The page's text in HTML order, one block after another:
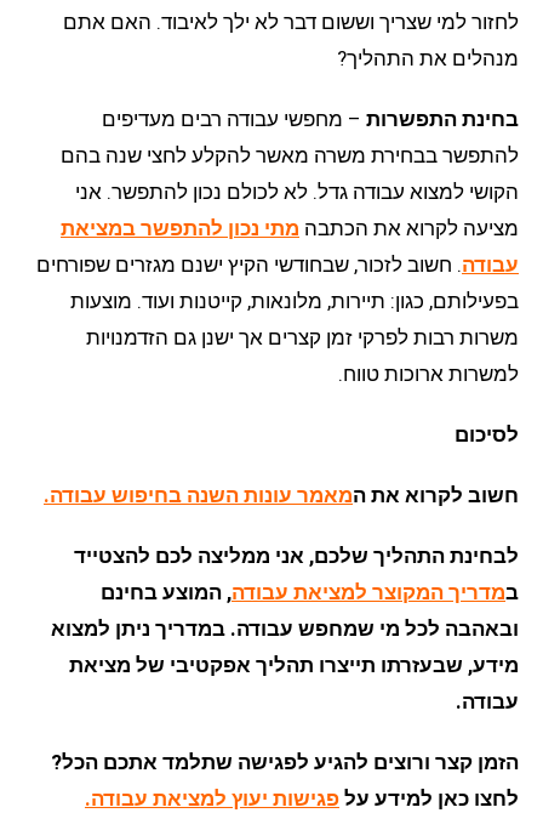
לחזור למי שצריך וששום דבר לא ילך לאיבוד. האם אתם
מנהלים את התהליך?
בחינת התפשרות – מחפשי עבודה רבים מעדיפים
להתפשר בבחירת משרה מאשר להקלע לחצי שנה בהם
הקושי למצוא עבודה גדל. לא לכולם נכון להתפשר. אני
מציעה לקרוא את הכתבה מתי נכון להתפשר במציאת
עבודה. חשוב לזכור, שבחודשי הקיץ ישנם מגזרים שפורחים
בפעילותם, כגון: תיירות, מלונאות, קייטנות ועוד. מוצעות
משרות רבות לפרקי זמן קצרים אך ישנן גם הזדמנויות
למשרות ארוכות טווח.
לסיכום
חשוב לקרוא את המאמר עונות השנה בחיפוש עבודה.
לבחינת התהליך שלכם, אני ממליצה לכם להצטייד
במדריך המקוצר למציאת עבודה, המוצע בחינם
ובאהבה לכל מי שמחפש עבודה. במדריך ניתן למצוא
מידע, שבעזרתו תייצרו תהליך אפקטיבי של מציאת
עבודה.
הזמן קצר ורוצים להגיע לפגישה שתלמד אתכם הכל?
לחצו כאן למידע על פגישות יעוץ למציאת עבודה.